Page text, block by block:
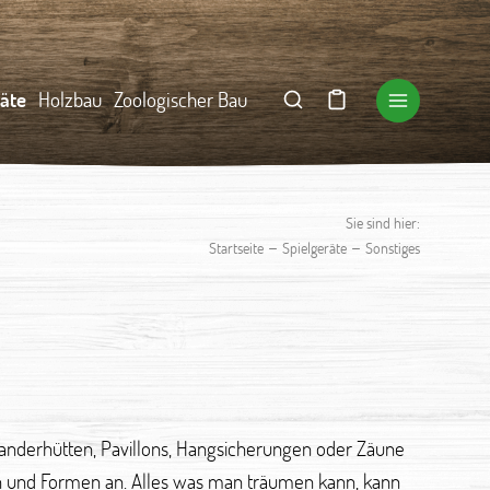
Holzbau Zoologischer Bau
Sie sind hier:
Startseite – Spielgeräte – Sonstiges